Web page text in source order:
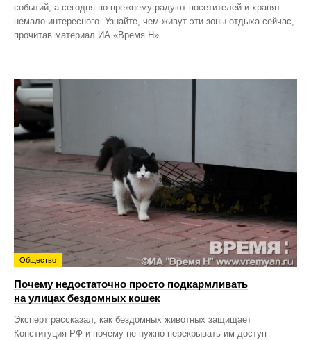
событий, а сегодня по‑прежнему радуют посетителей и хранят
немало интересного. Узнайте, чем живут эти зоны отдыха сейчас,
прочитав материал ИА «Время Н».
Общество
Почему недостаточно просто подкармливать
на улицах бездомных кошек
Эксперт рассказал, как бездомных животных защищает
Конституция РФ и почему не нужно перекрывать им доступ